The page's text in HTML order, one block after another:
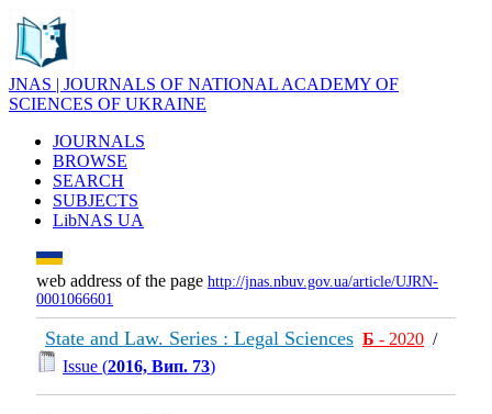
JNAS | JOURNALS OF NATIONAL ACADEMY OF
SCIENCES OF UKRAINE
JOURNALS
BROWSE
SEARCH
SUBJECTS
LibNAS UA
web address of the page http://jnas.nbuv.gov.ua/article/UJRN-
0001066601
State and Law. Series : Legal Sciences Б - 2020 /
Issue (2016, Вип. 73)